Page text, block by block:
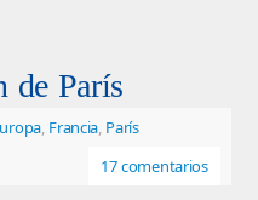
de París
, Francia, París
17 comentarios